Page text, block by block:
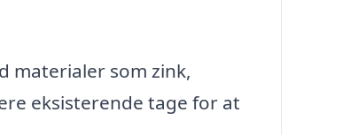
materialer som zink,
eksisterende tage for at